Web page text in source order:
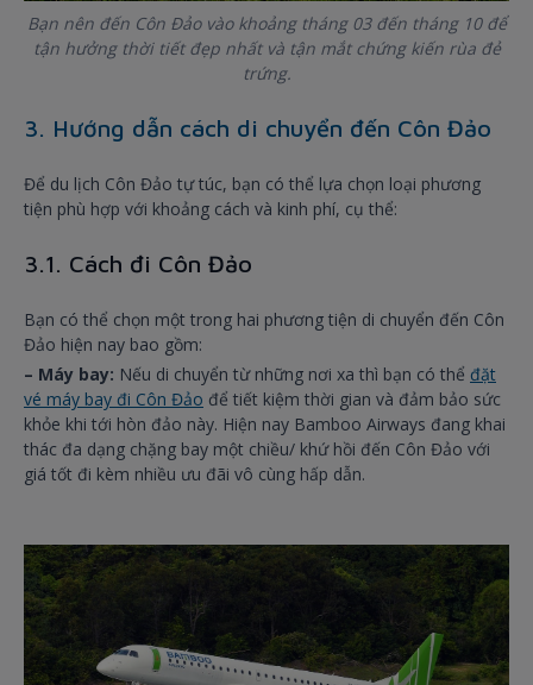
Bạn nên đến Côn Đảo vào khoảng tháng 03 đến tháng 10 để
tận hưởng thời tiết đẹp nhất và tận mắt chứng kiến rùa đẻ
trứng.
3. Hướng dẫn cách di chuyển đến Côn Đảo
Để du lịch Côn Đảo tự túc, bạn có thể lựa chọn loại phương
tiện phù hợp với khoảng cách và kinh phí, cụ thể:
3.1. Cách đi Côn Đảo
Bạn có thể chọn một trong hai phương tiện di chuyển đến Côn
Đảo hiện nay bao gồm:
– Máy bay: Nếu di chuyển từ những nơi xa thì bạn có thể đặt
vé máy bay đi Côn Đảo để tiết kiệm thời gian và đảm bảo sức
khỏe khi tới hòn đảo này. Hiện nay Bamboo Airways đang khai
thác đa dạng chặng bay một chiều/ khứ hồi đến Côn Đảo với
giá tốt đi kèm nhiều ưu đãi vô cùng hấp dẫn.